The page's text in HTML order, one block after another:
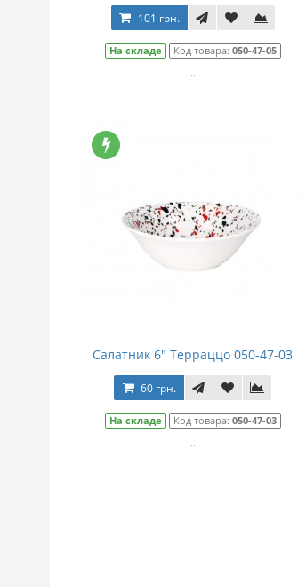
101 грн.
На складе Код товара: 050-47-05
..
Салатник 6" Терраццо 050-47-03
60 грн.
На складе Код товара: 050-47-03
..